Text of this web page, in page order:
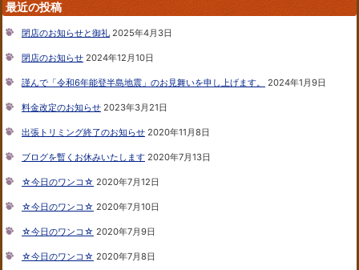
最近の投稿
閉店のお知らせと御礼 2025年4月3日
閉店のお知らせ 2024年12月10日
謹んで「令和6年能登半島地震」のお見舞いを申し上げます。 2024年1月9日
料金改定のお知らせ 2023年3月21日
出張トリミング終了のお知らせ 2020年11月8日
ブログを暫くお休みいたします 2020年7月13日
☆今日のワンコ☆ 2020年7月12日
☆今日のワンコ☆ 2020年7月10日
☆今日のワンコ☆ 2020年7月9日
☆今日のワンコ☆ 2020年7月8日